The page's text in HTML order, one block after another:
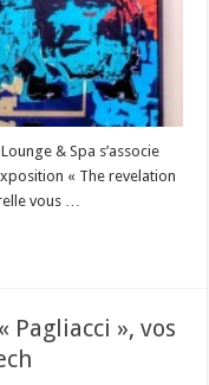
& Spa s’associe
« The revelation
vous …
Pagliacci », vos